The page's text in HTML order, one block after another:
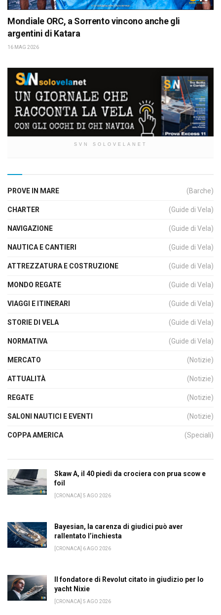
Mondiale ORC, a Sorrento vincono anche gli
argentini di Katara
16 MAG 2026
SVN SOLOVELANET
PROVE IN MARE (Barche)
CHARTER (Guide di Vela)
NAVIGAZIONE (Guide di Vela)
NAUTICA E CANTIERI (Guide di Vela)
ATTREZZATURA E COSTRUZIONE (Guide di Vela)
MONDO REGATE (Guide di Vela)
VIAGGI E ITINERARI (Guide di Vela)
STORIE DI VELA (Guide di Vela)
NORMATIVA (Guide di Vela)
MERCATO (Notizie)
ATTUALITÀ (Notizie)
REGATE (Notizie)
SALONI NAUTICI E EVENTI (Notizie)
COPPA AMERICA (Speciali)
Skaw A, il 40 piedi da crociera con prua scow e
foil
[CRONACA] 5 AGO 2026
Bayesian, la carenza di giudici può aver
rallentato l’inchiesta
[CRONACA] 6 AGO 2026
Il fondatore di Revolut citato in giudizio per lo
yacht Nixie
[CRONACA] 5 AGO 2026